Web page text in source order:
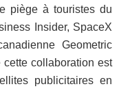
piège à touristes du
Insider, SpaceX
Geometric
cette collaboration est
publicitaires en